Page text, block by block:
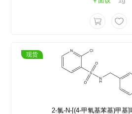
现货
2-氯-N-[(4-甲氧基苯基)甲基]